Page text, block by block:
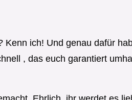
Kenn ich! Und genau dafür
, das euch garantiert